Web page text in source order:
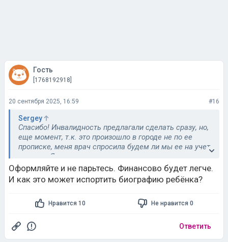
Гость
[1768192918]
20 сентября 2025, 16:59 #16
Sergey
Спасибо! Инвалидность предлагали сделать сразу, но,
еще момент, т.к. это произошло в городе не по ее
прописке, меня врач спросила будем ли мы ее на учет
ставить. Я как то не ожидаламал это присходит
автоматом. Но тут я понял, может она еще в себя
придет, а главное решил что бы не портить биографию
ребенка, что мама на учете состоит
Оформляйте и не парьтесь. Финансово будет легче.
И как это может испортить биографию ребёнка?
Нравится 10 Не нравится 0
Ответить